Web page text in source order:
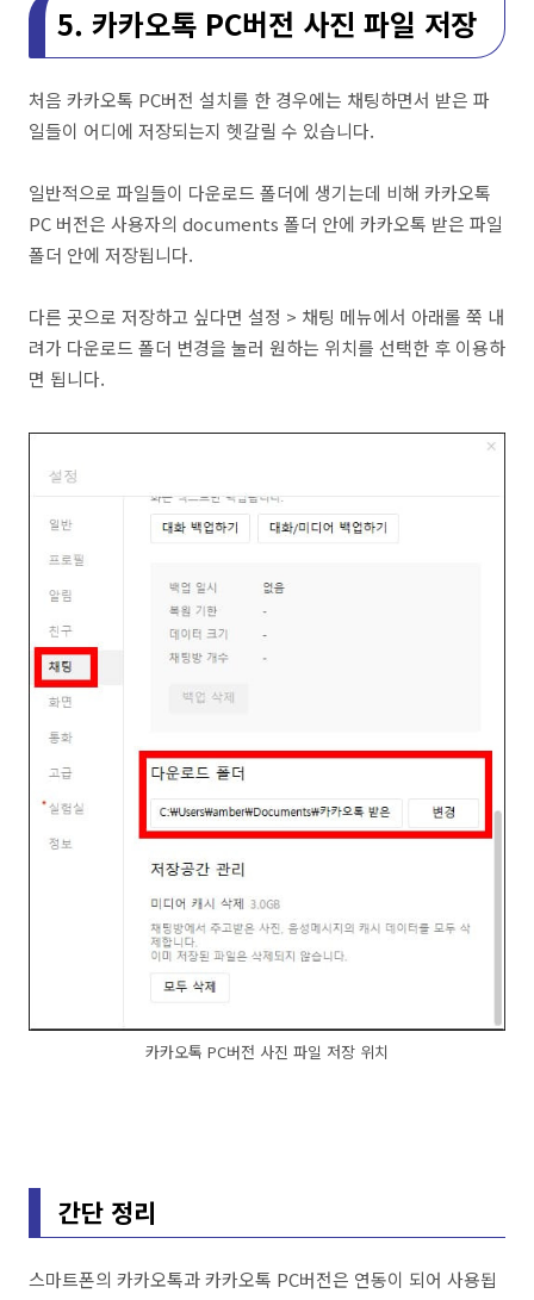
5. 카카오톡 PC버전 사진 파일 저장
처음 카카오톡 PC버전 설치를 한 경우에는 채팅하면서 받은 파
일들이 어디에 저장되는지 헷갈릴 수 있습니다.
일반적으로 파일들이 다운로드 폴더에 생기는데 비해 카카오톡
PC 버전은 사용자의 documents 폴더 안에 카카오톡 받은 파일
폴더 안에 저장됩니다.
다른 곳으로 저장하고 싶다면 설정 > 채팅 메뉴에서 아래롤 쭉 내
려가 다운로드 폴더 변경을 눌러 원하는 위치를 선택한 후 이용하
면 됩니다.
카카오톡 PC버전 사진 파일 저장 위치
간단 정리
스마트폰의 카카오톡과 카카오톡 PC버전은 연동이 되어 사용됩